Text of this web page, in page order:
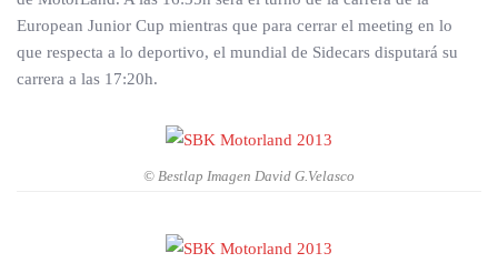
European Junior Cup mientras que para cerrar el meeting en lo
que respecta a lo deportivo, el mundial de Sidecars disputará su
carrera a las 17:20h.
© Bestlap Imagen David G.Velasco